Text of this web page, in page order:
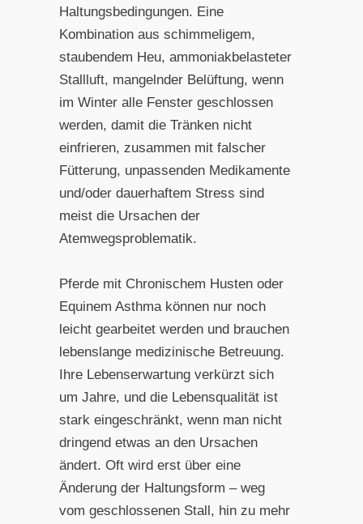
Haltungsbedingungen. Eine
Kombination aus schimmeligem,
staubendem Heu, ammoniakbelasteter
Stallluft, mangelnder Belüftung, wenn
im Winter alle Fenster geschlossen
werden, damit die Tränken nicht
einfrieren, zusammen mit falscher
Fütterung, unpassenden Medikamente
und/oder dauerhaftem Stress sind
meist die Ursachen der
Atemwegsproblematik.
Pferde mit Chronischem Husten oder
Equinem Asthma können nur noch
leicht gearbeitet werden und brauchen
lebenslange medizinische Betreuung.
Ihre Lebenserwartung verkürzt sich
um Jahre, und die Lebensqualität ist
stark eingeschränkt, wenn man nicht
dringend etwas an den Ursachen
ändert. Oft wird erst über eine
Änderung der Haltungsform – weg
vom geschlossenen Stall, hin zu mehr